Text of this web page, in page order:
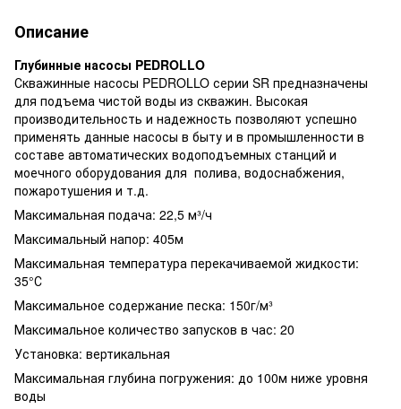
Описание
Глубинные насосы PEDROLLO
Скважинные насосы PEDROLLO серии SR предназначены
для подъема чистой воды из скважин. Высокая
производительность и надежность позволяют успешно
применять данные насосы в быту и в промышленности в
составе автоматических водоподъемных станций и
моечного оборудования для полива, водоснабжения,
пожаротушения и т.д.
Максимальная подача: 22,5 м³/ч
Максимальный напор: 405м
Максимальная температура перекачиваемой жидкости:
35°С
Максимальное содержание песка: 150г/м³
Максимальное количество запусков в час: 20
Установка: вертикальная
Максимальная глубина погружения: до 100м ниже уровня
воды